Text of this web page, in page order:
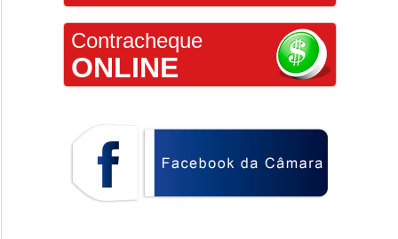
Contracheque
ONLINE